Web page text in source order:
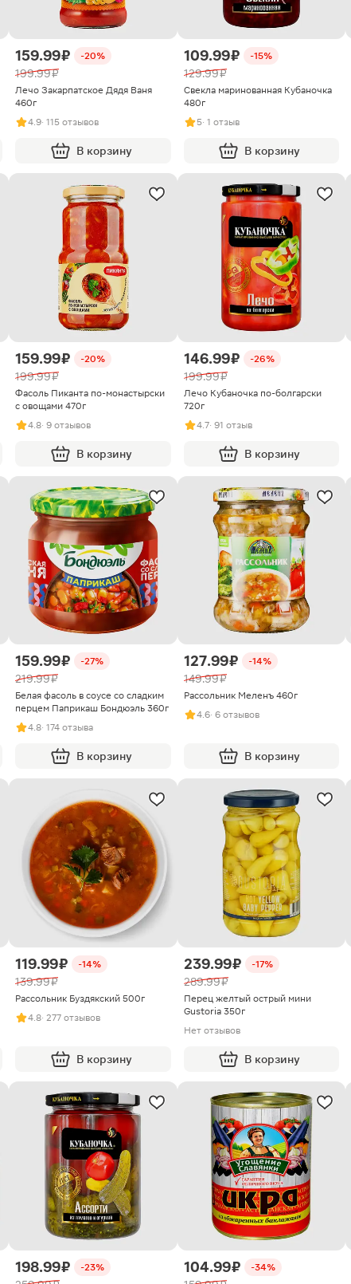
159.99 ₽ -20%
199.99 ₽
Лечо Закарпатское Дядя Ваня
460г
4.9· 115 отзывов
В корзину
109.99 ₽ -15%
129.99 ₽
Свекла маринованная Кубаночка
480г
5· 1 отзыв
В корзину
159.99 ₽ -20%
199.99 ₽
Фасоль Пиканта по-монастырски
с овощами 470г
4.8· 9 отзывов
В корзину
146.99 ₽ -26%
199.99 ₽
Лечо Кубаночка по-болгарски
720г
4.7· 91 отзыв
В корзину
159.99 ₽ -27%
219.99 ₽
Белая фасоль в соусе со сладким
перцем Паприкаш Бондюэль 360г
4.8· 174 отзыва
В корзину
127.99 ₽ -14%
149.99 ₽
Рассольник Меленъ 460г
4.6· 6 отзывов
В корзину
119.99 ₽ -14%
139.99 ₽
Рассольник Буздякский 500г
4.8· 277 отзывов
В корзину
239.99 ₽ -17%
289.99 ₽
Перец желтый острый мини
Gustoria 350г
Нет отзывов
В корзину
198.99 ₽ -23% 104.99 ₽ -34%